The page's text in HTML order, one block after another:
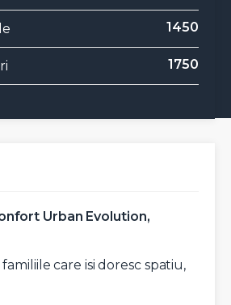
1450
1750
Urban Evolution,
care isi doresc spatiu,